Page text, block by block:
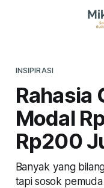
INSIPIRASI
Rahasia
Modal
Rp200
Banyak yang
tapi sosok